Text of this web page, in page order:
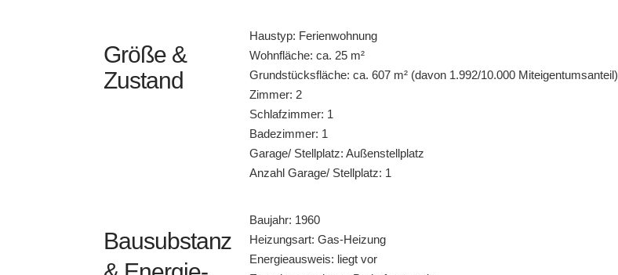
Größe &
Zustand
Haustyp: Ferienwohnung
Wohnfläche: ca. 25 m²
Grundstücksfläche: ca. 607 m² (davon 1.992/10.000 Miteigentumsanteil)
Zimmer: 2
Schlafzimmer: 1
Badezimmer: 1
Garage/ Stellplatz: Außenstellplatz
Anzahl Garage/ Stellplatz: 1
Bausubstanz
Baujahr: 1960
Heizungsart: Gas-Heizung
Energieausweis: liegt vor